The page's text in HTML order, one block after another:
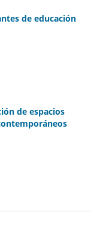
de educación
de espacios